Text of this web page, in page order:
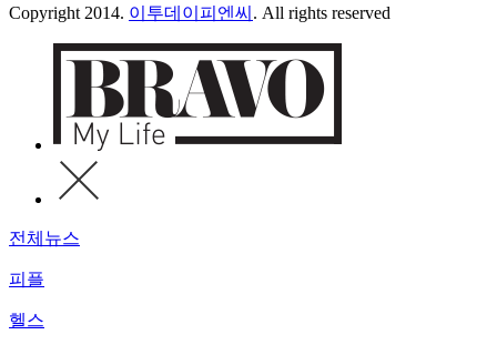
Copyright 2014. 이투데이피엔씨 . All rights reserved
전체뉴스
피플
헬스